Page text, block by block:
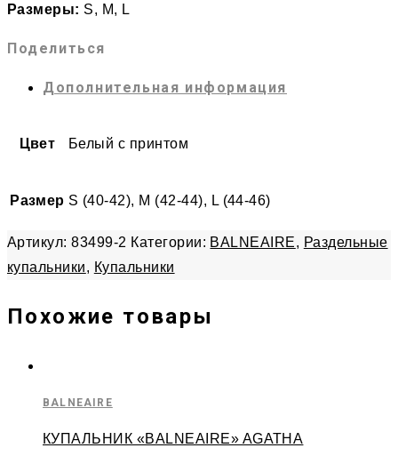
Размеры: S, M, L
Поделиться
Дополнительная информация
Цвет Белый с принтом
Размер S (40-42), M (42-44), L (44-46)
Артикул:83499-2 Категории: BALNEAIRE, Раздельные
купальники, Купальники
Похожие товары
BALNEAIRE
КУПАЛЬНИК «BALNEAIRE» AGATHA